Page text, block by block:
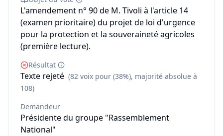
L'amendement n° 90 de M. Tivoli à l'article 14
(examen prioritaire) du projet de loi d'urgence
pour la protection et la souveraineté agricoles
(première lecture).
Résultat
Texte rejeté (82 voix pour (38%), majorité absolue à
108)
Demandeur
Présidente du groupe "Rassemblement
National"